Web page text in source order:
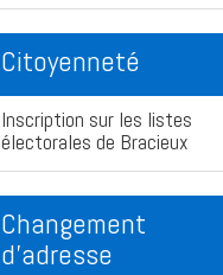
Citoyenneté
Inscription sur les listes
électorales de Bracieux
Changement
d'adresse